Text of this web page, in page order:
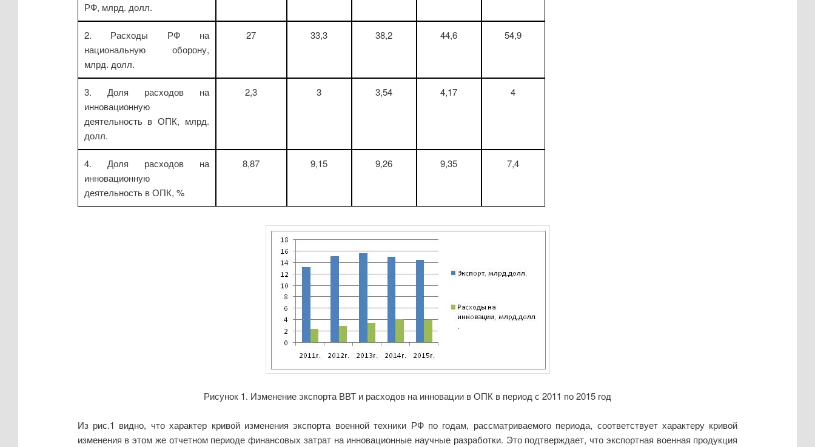
РФ, млрд. долл.
2. Расходы РФ на
национальную оборону,
млрд. долл.
27 33,3 38,2 44,6 54,9
3. Доля расходов на
инновационную
деятельность в ОПК, млрд.
долл.
2,3 3 3,54 4,17 4
4. Доля расходов на
инновационную
деятельность в ОПК, %
8,87 9,15 9,26 9,35 7,4
Рисунок 1. Изменение экспорта ВВТ и расходов на инновации в ОПК в период с 2011 по 2015 год
Из рис.1 видно, что характер кривой изменения экспорта военной техники РФ по годам, рассматриваемого периода, соответствует характеру кривой
изменения в этом же отчетном периоде финансовых затрат на инновационные научные разработки. Это подтверждает, что экспортная военная продукция